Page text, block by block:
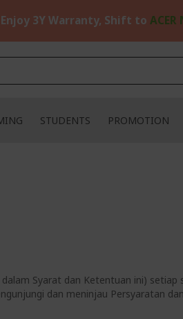
3Y Warranty, Shift to ACER
STUDENTS PROMOTION
Syarat dan Ketentuan ini)
dan meninjau Persyaratan